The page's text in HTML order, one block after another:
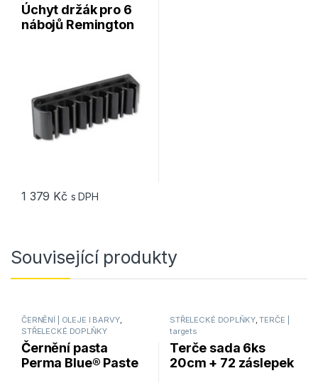
Úchyt držák pro 6
nábojů Remington
1 379 Kč s DPH
Související produkty
ČERNĚNÍ | OLEJE l BARVY,
STŘELECKÉ DOPLŇKY
Černění pasta
Perma Blue® Paste
STŘELECKÉ DOPLŇKY,TERČE |
targets
Terče sada 6ks
20cm + 72 záslepek